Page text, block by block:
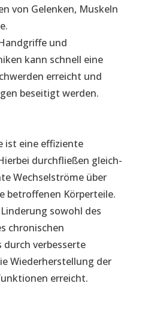
von Gelenken, Muskeln
und
kann schnell eine
erreicht und
beseitigt werden.
ist eine effiziente
durchfließen gleich-
Wechselströme über
betroffenen Körperteile.
sowohl des
chronischen
durch verbesserte
Wiederherstellung der
erreicht.